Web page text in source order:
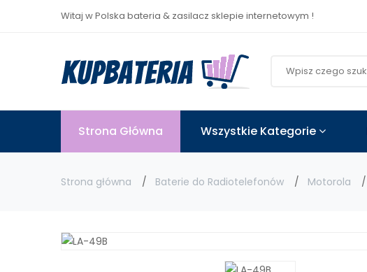
Witaj w Polska bateria & zasilacz sklepie internetowym !
Strona Główna Wszystkie Kategorie
Strona główna Baterie do Radiotelefonów Motorola